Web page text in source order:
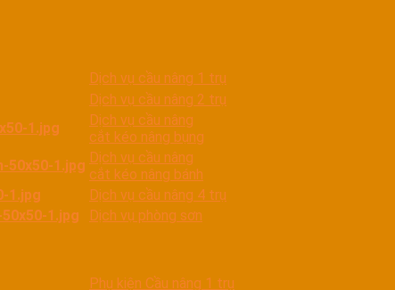
Dịch vụ cầu nâng 1 trụ
Dịch vụ cầu nâng 2 trụ
Dịch vụ cầu nâng
cắt kéo nâng bụng
Dịch vụ cầu nâng
cắt kéo nâng bánh
Dịch vụ cầu nâng 4 trụ
Dịch vụ phòng sơn
Phụ kiện Cầu nâng 1 trụ